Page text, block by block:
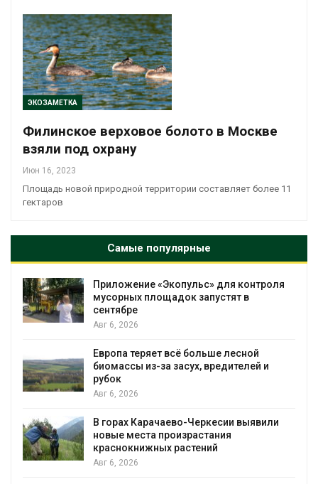
ЭКОЗАМЕТКА
Филинское верховое болото в Москве
взяли под охрану
Июн 16, 2023
Площадь новой природной территории составляет более 11
гектаров
Самые популярные
Приложение «Экопульс» для контроля
мусорных площадок запустят в
сентябре
Авг 6, 2026
Европа теряет всё больше лесной
биомассы из-за засух, вредителей и
рубок
Авг 6, 2026
В горах Карачаево-Черкесии выявили
новые места произрастания
краснокнижных растений
Авг 6, 2026